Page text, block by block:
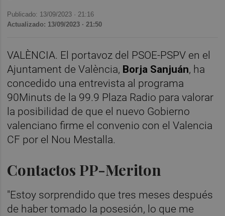
Publicado: 13/09/2023 · 21:16
Actualizado: 13/09/2023 · 21:50
VALÈNCIA. El portavoz del PSOE-PSPV en el
Ajuntament de València, Borja Sanjuán, ha
concedido una entrevista al programa
90Minuts de la 99.9 Plaza Radio para valorar
la posibilidad de que el nuevo Gobierno
valenciano firme el convenio con el Valencia
CF por el Nou Mestalla.
Contactos PP-Meriton
"Estoy sorprendido que tres meses después
de haber tomado la posesión, lo que me